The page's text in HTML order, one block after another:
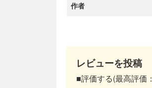
作者
レビューを投稿
■評価する(最高評価：